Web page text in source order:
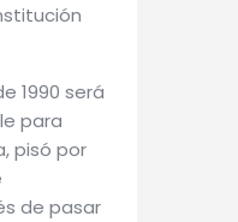
1990 será
para
pisó por
de pasar